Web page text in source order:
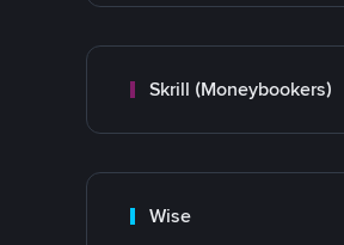
Skrill (Moneybookers)
Wise